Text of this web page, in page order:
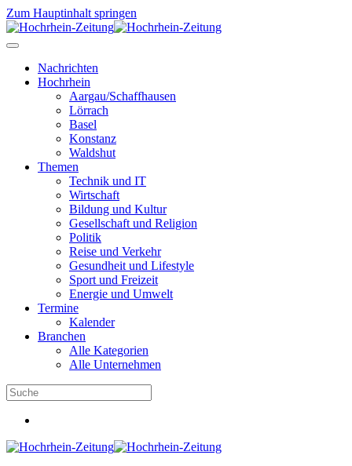
Zum Hauptinhalt springen
Nachrichten
Hochrhein
Aargau/Schaffhausen
Lörrach
Basel
Konstanz
Waldshut
Themen
Technik und IT
Wirtschaft
Bildung und Kultur
Gesellschaft und Religion
Politik
Reise und Verkehr
Gesundheit und Lifestyle
Sport und Freizeit
Energie und Umwelt
Termine
Kalender
Branchen
Alle Kategorien
Alle Unternehmen